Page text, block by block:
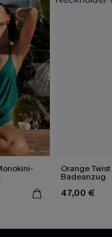
Orange
Badeanzug
47,00 €